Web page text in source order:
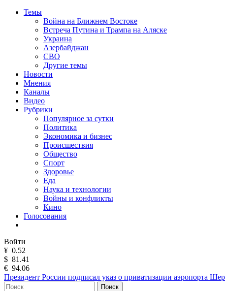
Темы
Война на Ближнем Востоке
Встреча Путина и Трампа на Аляске
Украина
Азербайджан
СВО
Другие темы
Новости
Мнения
Каналы
Видео
Рубрики
Популярное за сутки
Политика
Экономика и бизнес
Происшествия
Общество
Спорт
Здоровье
Еда
Наука и технологии
Войны и конфликты
Кино
Голосования
Войти
¥ 0.52
$ 81.41
€ 94.06
Президент России подписал указ о приватизации аэропорта
Поиск